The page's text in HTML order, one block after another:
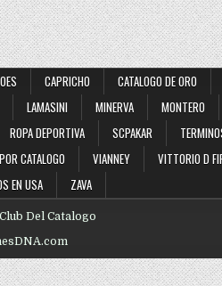
CAPRICHO CATALOGO DE ORO
LAMASINI MINERVA MONTERO
ROPA DEPORTIVA SCPAKAR
CATALOGO VIANNEY VITTORIO D
EN USA
ZAVA
Del Catalogo